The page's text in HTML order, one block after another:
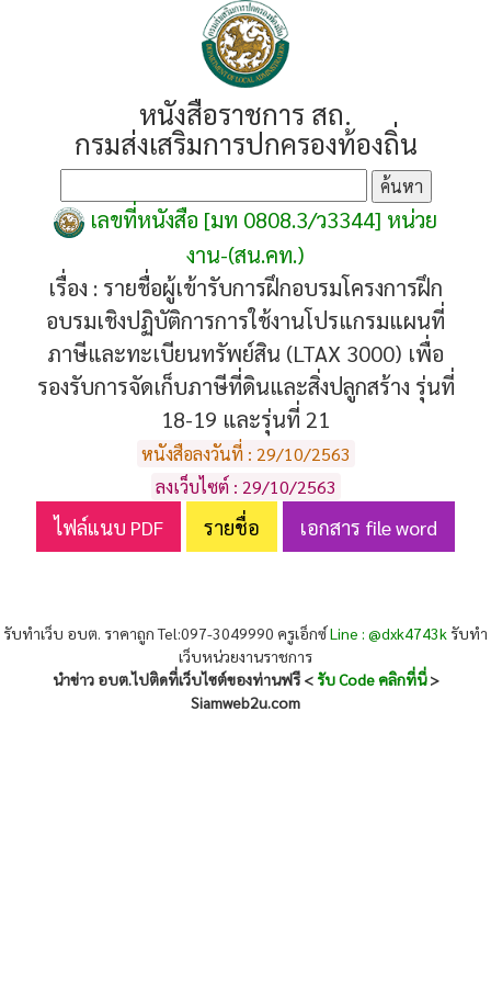
หนังสือราชการ สถ.
กรมส่งเสริมการปกครองท้องถิ่น
เลขที่หนังสือ [มท 0808.3/ว3344] หน่วย
งาน-(สน.คท.)
เรื่อง : รายชื่อผู้เข้ารับการฝึกอบรมโครงการฝึก
อบรมเชิงปฏิบัติการการใช้งานโปรแกรมแผนที่
ภาษีและทะเบียนทรัพย์สิน (LTAX 3000) เพื่อ
รองรับการจัดเก็บภาษีที่ดินและสิ่งปลูกสร้าง รุ่นที่
18-19 และรุ่นที่ 21
หนังสือลงวันที่ : 29/10/2563
ลงเว็บไซต์ : 29/10/2563
ไฟล์แนบ PDF รายชื่อ เอกสาร file word
รับทำเว็บ อบต. ราคาถูก Tel:097-3049990 ครูเอ็กซ์Line : @dxk4743k รับทำ
เว็บหน่วยงานราชการ
นำข่าว อบต.ไปติดที่เว็บไซต์ของท่านฟรี <รับ Code คลิกที่นี่>
Siamweb2u.com